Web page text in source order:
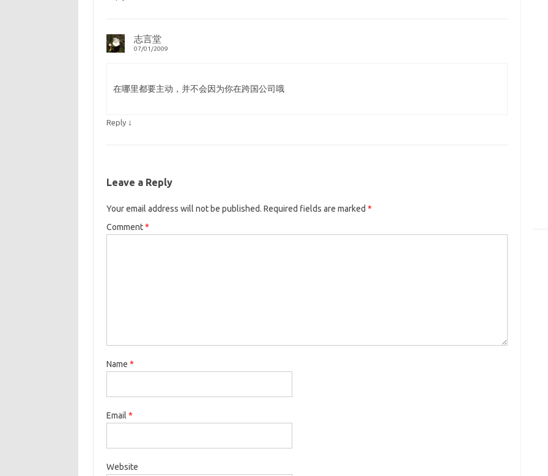
志言堂
07/01/2009
在哪里都要主动，并不会因为你在跨国公司哦
Reply ↓
Leave a Reply
Your email address will not be published. Required fields are marked *
Comment*
Name *
Email *
Website